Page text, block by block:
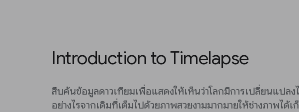
Introduction to Timelapse
สืบค้นข้อมูลดาวเทียมเพื่อแสดงให้เห็นว่าโลกมีการเปลี่ยนแปลง
อย่างไรจากเดิมที่เต็มไปด้วยภาพสวยงามมากมายให้ช่างภาพได้เ